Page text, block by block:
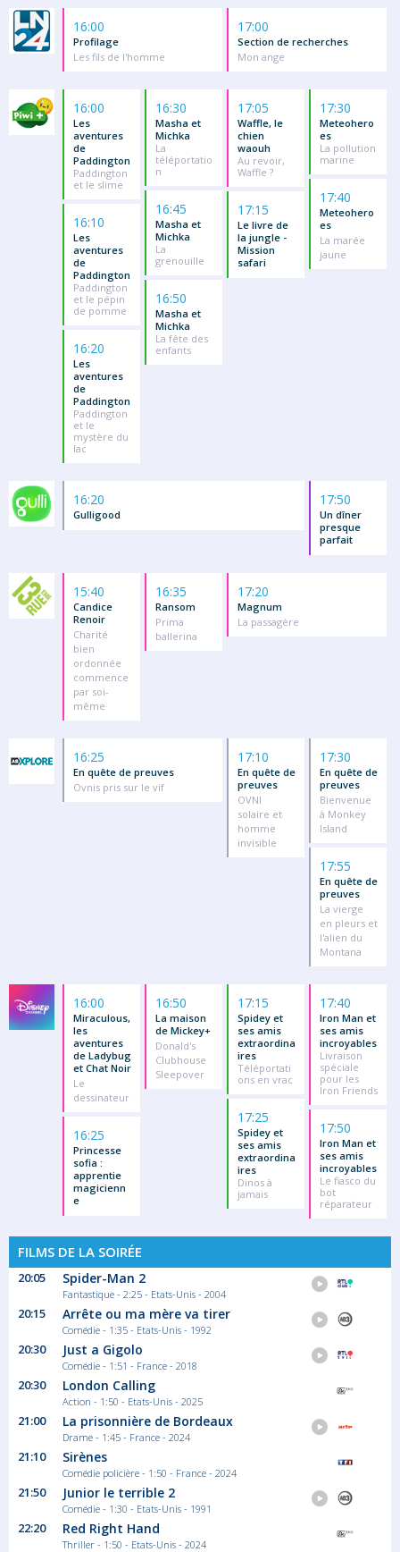
16:00
Profilage
Les fils de l'homme
17:00
Section de recherches
Mon ange
16:00
Les
aventures
de
Paddington
Paddington
et le slime
16:10
Les
aventures
de
Paddington
Paddington
et le pépin
de pomme
16:20
Les
aventures
de
Paddington
Paddington
et le
mystère du
lac
16:30
Masha et
Michka
La
téléportatio
n
16:45
Masha et
Michka
La
grenouille
16:50
Masha et
Michka
La fête des
enfants
17:05
Waffle, le
chien
waouh
Au revoir,
Waffle ?
17:15
Le livre de
la jungle -
Mission
safari
17:30
Meteohero
es
La pollution
marine
17:40
Meteohero
es
La marée
jaune
16:20
Gulligood
17:50
Un dîner
presque
parfait
15:40
Candice
Renoir
Charité
bien
ordonnée
commence
par soi-
même
16:35
Ransom
Prima
ballerina
17:20
Magnum
La passagère
16:25
En quête de preuves
Ovnis pris sur le vif
17:10
En quête de
preuves
OVNI
solaire et
homme
invisible
17:30
En quête de
preuves
Bienvenue
à Monkey
Island
17:55
En quête de
preuves
La vierge
en pleurs et
l'alien du
Montana
16:00
Miraculous,
les
aventures
de Ladybug
et Chat Noir
Le
dessinateur
16:25
Princesse
sofia :
apprentie
magicienn
e
16:50
La maison
de Mickey+
Donald's
Clubhouse
Sleepover
17:15
Spidey et
ses amis
extraordina
ires
Téléportati
ons en vrac
17:25
Spidey et
ses amis
extraordina
ires
Dinos à
jamais
17:40
Iron Man et
ses amis
incroyables
Livraison
spéciale
pour les
Iron Friends
17:50
Iron Man et
ses amis
incroyables
Le fiasco du
bot
réparateur
FILMS DE LA SOIRÉE
20:05 Spider-Man 2
Fantastique - 2:25 - Etats-Unis - 2004
20:15 Arrête ou ma mère va tirer
Comédie - 1:35 - Etats-Unis - 1992
20:30 Just a Gigolo
Comédie - 1:51 - France - 2018
20:30 London Calling
Action - 1:50 - Etats-Unis - 2025
21:00 La prisonnière de Bordeaux
Drame - 1:45 - France - 2024
21:10 Sirènes
Comédie policière - 1:50 - France - 2024
21:50 Junior le terrible 2
Comédie - 1:30 - Etats-Unis - 1991
22:20 Red Right Hand
Thriller - 1:50 - Etats-Unis - 2024